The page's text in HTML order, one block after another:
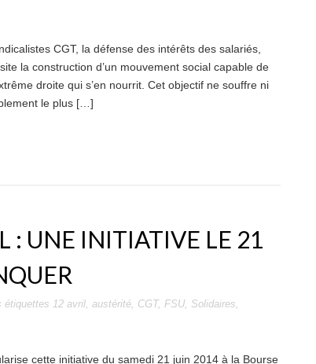
CGT, la défense des intérêts des salariés,
la construction d’un mouvement social capable de
droite qui s’en nourrit. Cet objectif ne souffre ni
le plus […]
: UNE INITIATIVE LE 21
étiquettes 12 avril, austérité, CGT, FSU, Solidaires,
cette initiative du samedi 21 juin 2014 à la Bourse